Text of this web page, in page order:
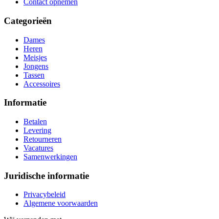
Contact opnemen
Categorieën
Dames
Heren
Meisjes
Jongens
Tassen
Accessoires
Informatie
Betalen
Levering
Retourneren
Vacatures
Samenwerkingen
Juridische informatie
Privacybeleid
Algemene voorwaarden